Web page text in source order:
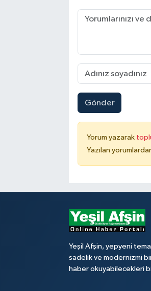
Gönder
Yorum yazarak
Yazılan
Yeşil Afşin, yepyeni
sadelik ve modernizmi
haber okuyabilecekleri